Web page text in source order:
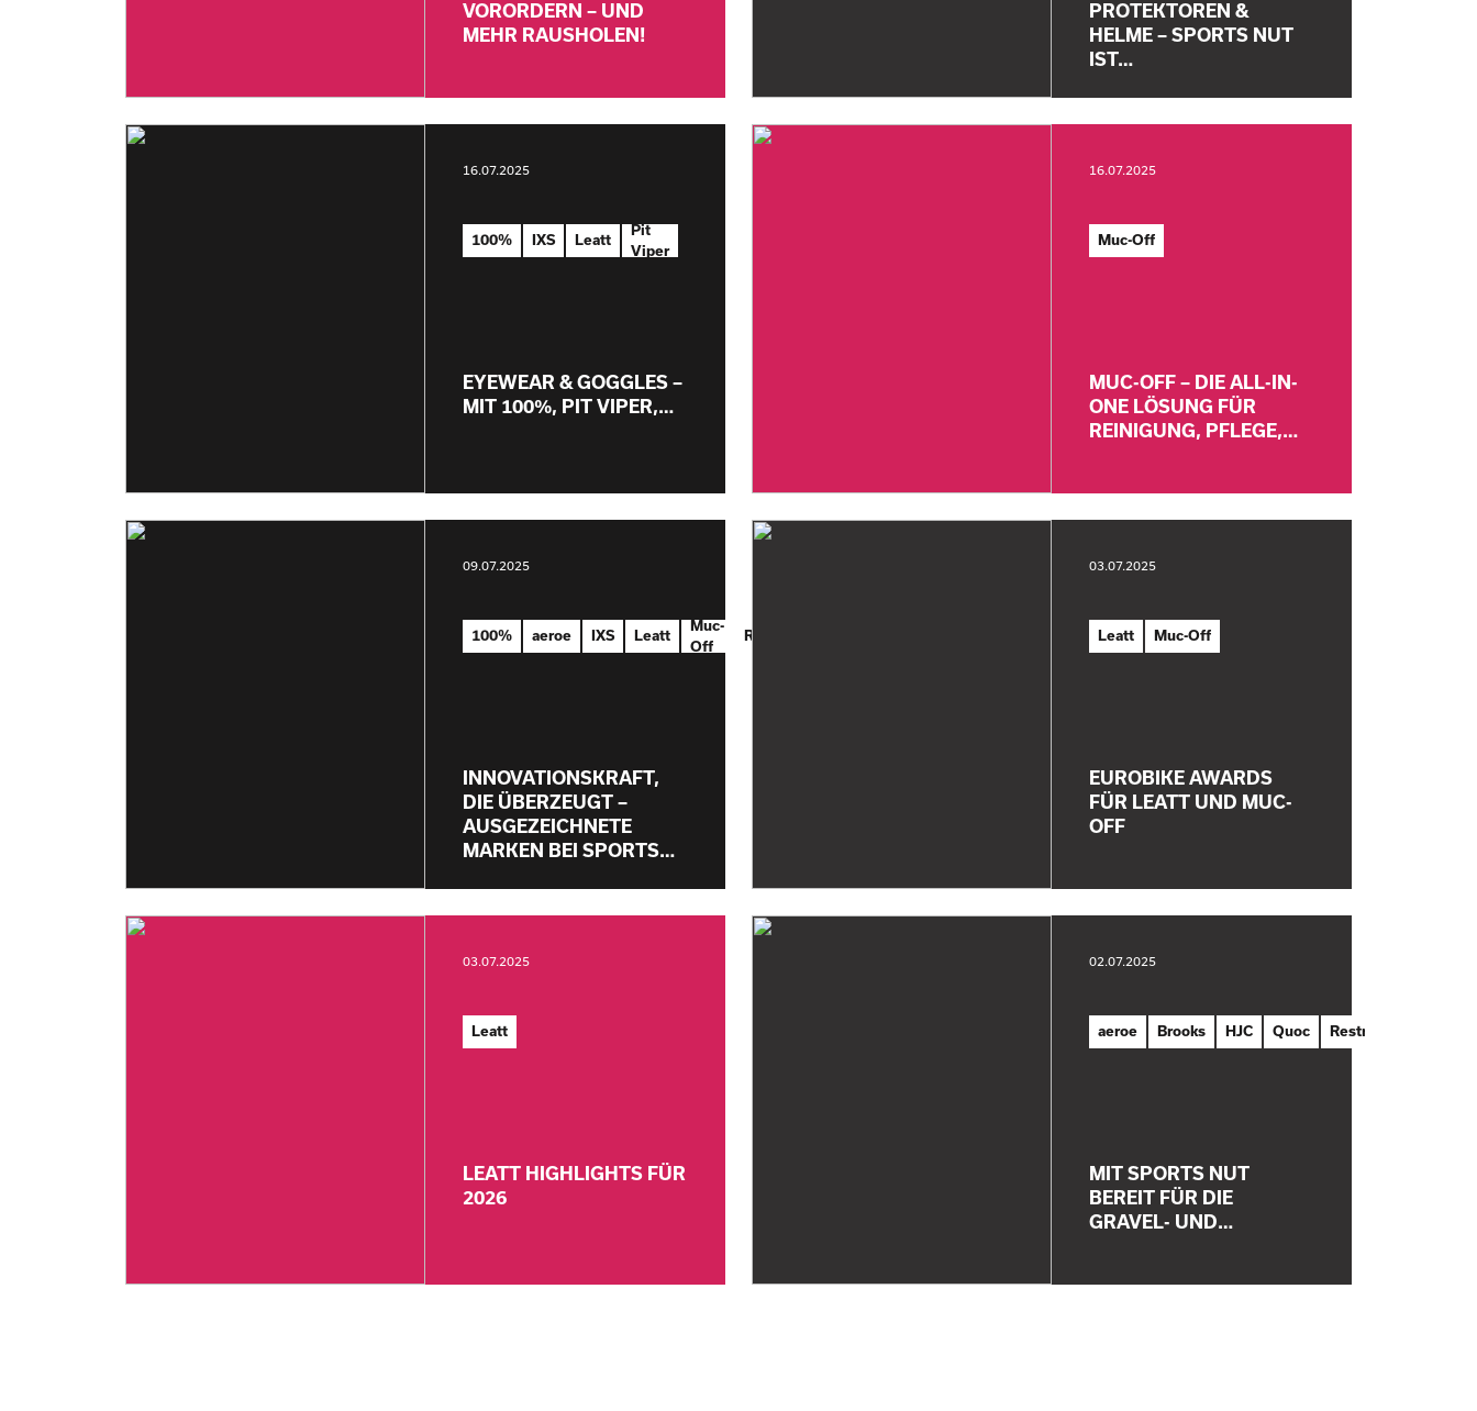
VORORDERN – UND
MEHR RAUSHOLEN!
PROTEKTOREN &
HELME – SPORTS NUT
IST…
16.07.2025
100% IXS Leatt
Pit
Viper
EYEWEAR & GOGGLES –
MIT 100%, PIT VIPER,…
16.07.2025
Muc-Off
MUC-OFF – DIE ALL-IN-
ONE LÖSUNG FÜR
REINIGUNG, PFLEGE,…
09.07.2025
100% aeroe IXS Leatt
Muc-
Off
Restrap
INNOVATIONSKRAFT,
DIE ÜBERZEUGT –
AUSGEZEICHNETE
MARKEN BEI SPORTS…
03.07.2025
Leatt Muc-Off
EUROBIKE AWARDS
FÜR LEATT UND MUC-
OFF
03.07.2025
Leatt
LEATT HIGHLIGHTS FÜR
2026
02.07.2025
aeroe Brooks HJC Quoc Restrap
MIT SPORTS NUT
BEREIT FÜR DIE
GRAVEL- UND…